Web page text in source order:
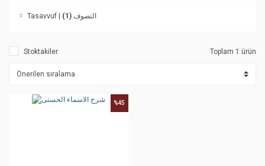
Tasavvuf | التصوف(1)
Stoktakiler Toplam 1 ürün
%45